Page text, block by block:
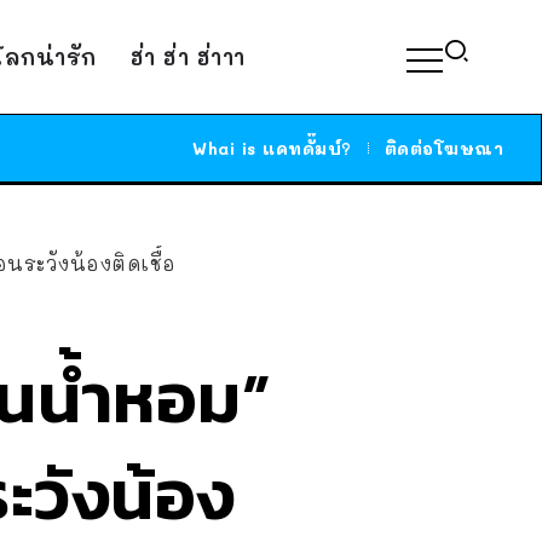
กน่ารัก ฮ่า ฮ่า ฮ่าาา
Whai is แคทดั๊มบ์? ติดต่อโฆษณา
ระวังน้องติดเชื้อ
น้ำหอม”
วังน้อง